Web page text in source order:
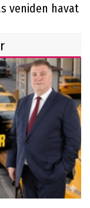
yeniden hayat